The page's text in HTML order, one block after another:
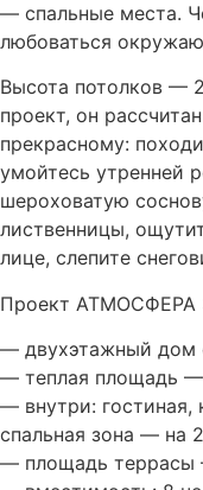
— спальные места.
любоваться
Высота потолков —
проект, он
прекрасному:
умойтесь утренней
шероховатую
лиственницы,
лице, слепите
Проект АТМОСФЕРА
— двухэтажный дом
— теплая площадь
— внутри: гостиная,
спальная зона — на
— площадь террасы